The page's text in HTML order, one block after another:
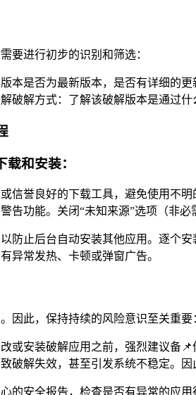
要进行初步的识别和筛选：
本是否为最新版本，是否有详细的
破解方式：了解该破解版本是通过
和安装：
信誉良好的下载工具，避免使用不
告功能。关闭“未知来源”选项（非
防止后台自动安装其他应用。逐个
异常发热、卡顿或弹窗广告。
因此，保持持续的风险意识至关重要
或安装破解应用之前，强烈建议备
破解失效，甚至引发系统不稳定。
的安全报告，检查是否有异常的应